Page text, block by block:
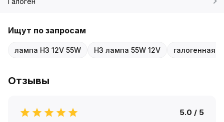
Ищут по запросам
лампа H3 12V 55W H3 лампа 55W 12V галогенная
Отзывы
5.0 / 5